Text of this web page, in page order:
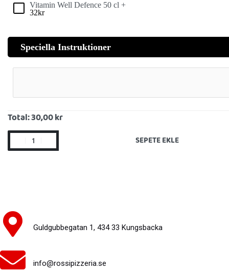
Vitamin Well Defence 50 cl +
32kr
Speciella Instruktioner
Total:30,00 kr
SEPETE EKLE
Guldgubbegatan 1, 434 33 Kungsbacka
info@rossipizzeria.se